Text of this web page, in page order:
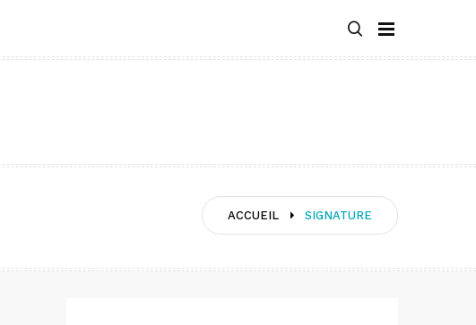
ACCUEIL SIGNATURE